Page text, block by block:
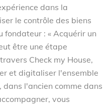
dans la
le contrôle des biens
fondateur : « Acquérir un
être une étape
Check my House,
et digitaliser l'ensemble
l'ancien comme dans
vous